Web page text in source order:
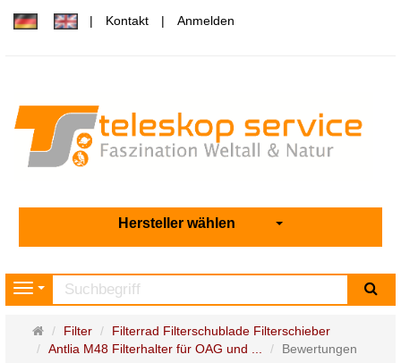
Kontakt Anmelden
Hersteller wählen
Navigation
Startseite
Filter
Filterrad Filterschublade Filterschieber
Antlia M48 Filterhalter für OAG und ...
Bewertungen